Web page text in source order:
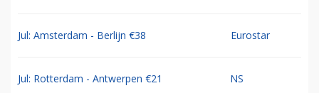
Jul: Amsterdam - Berlijn €38 Eurostar
Jul: Rotterdam - Antwerpen €21 NS